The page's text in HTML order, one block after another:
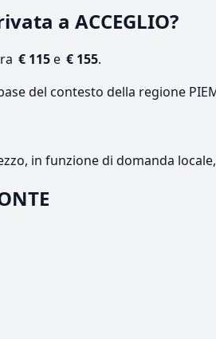
a ACCEGLIO?
€ 115e € 155.
del contesto della regione
in funzione di domanda